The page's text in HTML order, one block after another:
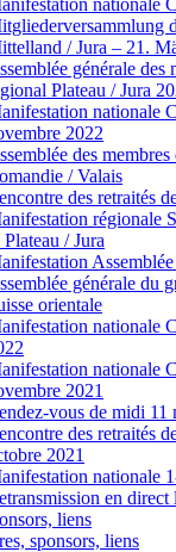
nationale
/ Jura – 21.
générale des
Plateau / Jura
nationale
2022
des
/ Valais
des retraités
régionale
/ Jura
générale du
orientale
nationale
nationale
2021
vous de midi 11
des retraités
2021
nationale
en direct
liens
sponsors, liens